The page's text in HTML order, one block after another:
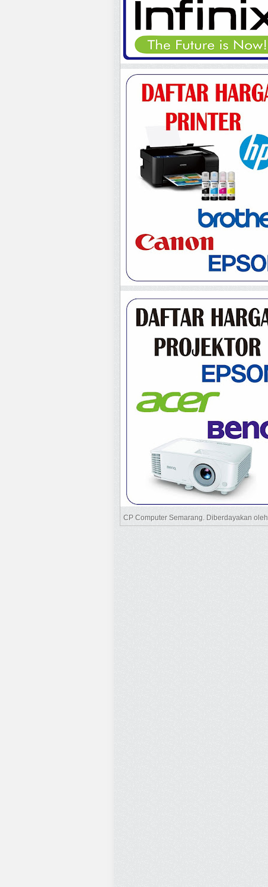
CP Computer Semarang. Diberdayakan oleh